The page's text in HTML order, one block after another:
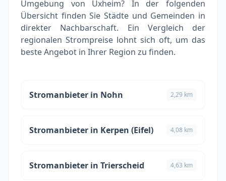
Umgebung von Üxheim? In der folgenden
Übersicht finden Sie Städte und Gemeinden in
direkter Nachbarschaft. Ein Vergleich der
regionalen Strompreise lohnt sich oft, um das
beste Angebot in Ihrer Region zu finden.
Stromanbieter in Nohn 2,29 km
Stromanbieter in Kerpen (Eifel) 4,08 km
Stromanbieter in Trierscheid 4,63 km